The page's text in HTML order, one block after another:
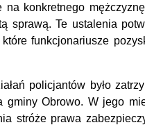
na konkretnego
sprawą. Te ustalenia
które funkcjonariusze
policjantów było
gminy Obrowo. W jego
stróże prawa